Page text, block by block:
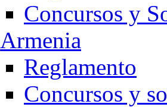
Concursos y
Armenia
Reglamento
Concursos y